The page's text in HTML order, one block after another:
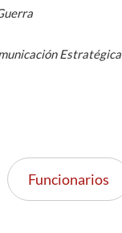
Estratégica
Funcionarios